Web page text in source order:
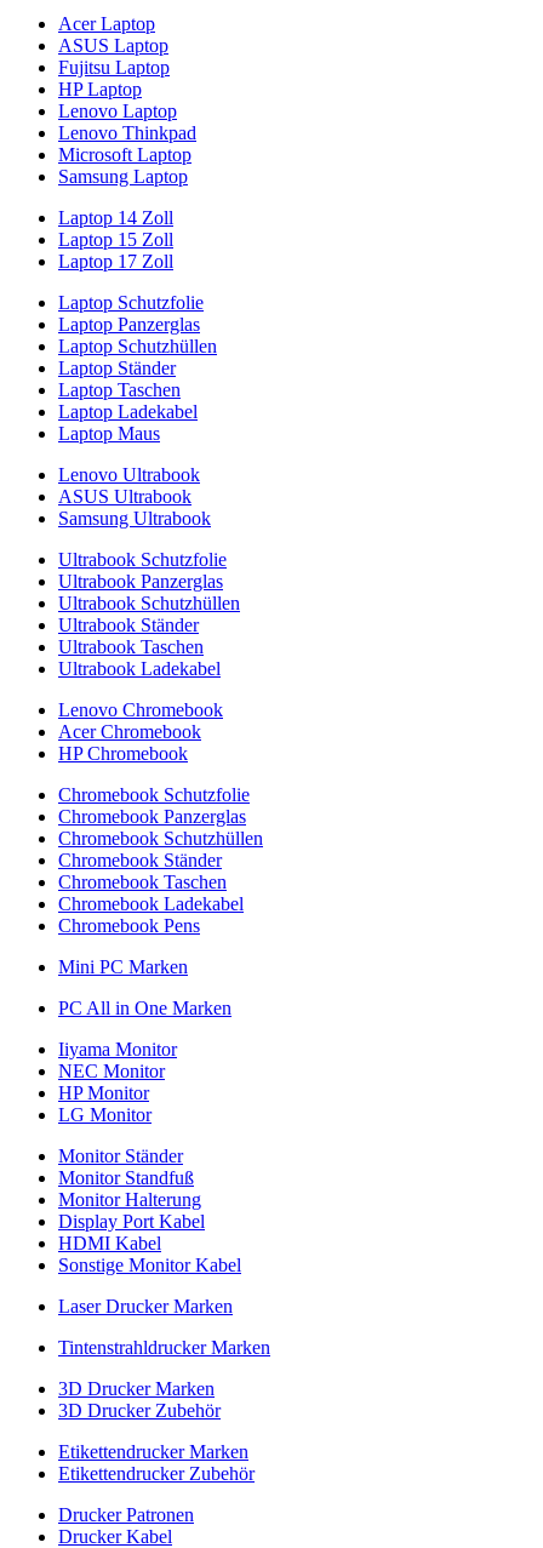
Acer Laptop
ASUS Laptop
Fujitsu Laptop
HP Laptop
Lenovo Laptop
Lenovo Thinkpad
Microsoft Laptop
Samsung Laptop
Laptop 14 Zoll
Laptop 15 Zoll
Laptop 17 Zoll
Laptop Schutzfolie
Laptop Panzerglas
Laptop Schutzhüllen
Laptop Ständer
Laptop Taschen
Laptop Ladekabel
Laptop Maus
Lenovo Ultrabook
ASUS Ultrabook
Samsung Ultrabook
Ultrabook Schutzfolie
Ultrabook Panzerglas
Ultrabook Schutzhüllen
Ultrabook Ständer
Ultrabook Taschen
Ultrabook Ladekabel
Lenovo Chromebook
Acer Chromebook
HP Chromebook
Chromebook Schutzfolie
Chromebook Panzerglas
Chromebook Schutzhüllen
Chromebook Ständer
Chromebook Taschen
Chromebook Ladekabel
Chromebook Pens
Mini PC Marken
PC All in One Marken
Iiyama Monitor
NEC Monitor
HP Monitor
LG Monitor
Monitor Ständer
Monitor Standfuß
Monitor Halterung
Display Port Kabel
HDMI Kabel
Sonstige Monitor Kabel
Laser Drucker Marken
Tintenstrahldrucker Marken
3D Drucker Marken
3D Drucker Zubehör
Etikettendrucker Marken
Etikettendrucker Zubehör
Drucker Patronen
Drucker Kabel